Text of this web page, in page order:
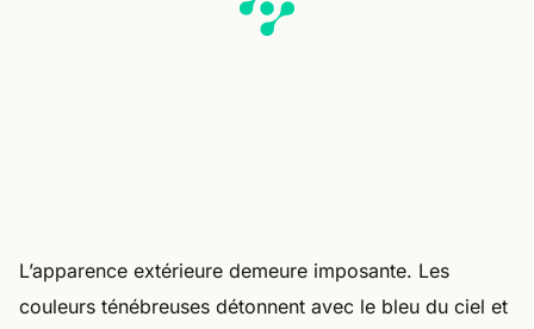
L’apparence extérieure demeure imposante. Les
couleurs ténébreuses détonnent avec le bleu du ciel et